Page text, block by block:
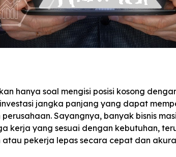
hanya soal mengisi posisi kosong
jangka panjang yang dapat
Sayangnya, banyak bisnis
kerja yang sesuai dengan kebutuhan,
pekerja lepas secara cepat dan